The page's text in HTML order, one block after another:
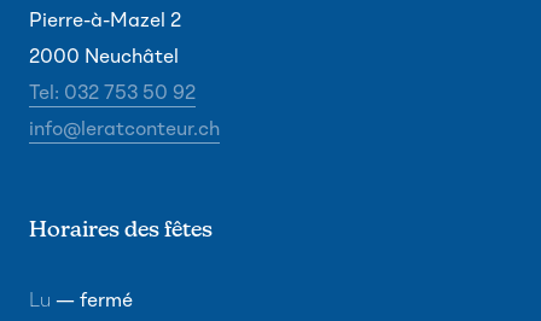
Pierre-à-Mazel 2
2000 Neuchâtel
Tel: 032 753 50 92
info@leratconteur.ch
Horaires des fêtes
Lu — fermé